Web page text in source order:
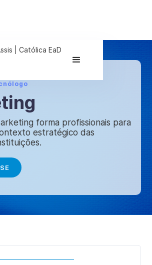
forma profissionais para
estratégico das